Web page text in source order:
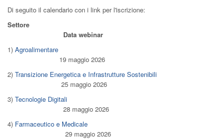
Di seguito il calendario con i link per l'iscrizione:
Settore
Data webinar
1) Agroalimentare
19 maggio 2026
2) Transizione Energetica e Infrastrutture Sostenibili
25 maggio 2026
3) Tecnologie Digitali
28 maggio 2026
4) Farmaceutico e Medicale
29 maggio 2026